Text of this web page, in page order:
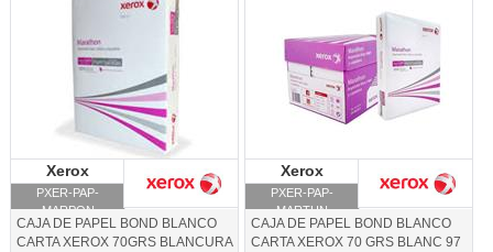
Xerox
PXER-PAP-
MARPON
CAJA DE PAPEL BOND BLANCO
CARTA XEROX 70GRS BLANCURA
Xerox
PXER-PAP-
MARTHN
CAJA DE PAPEL BOND BLANCO
CARTA XEROX 70 GRS BLANC 97